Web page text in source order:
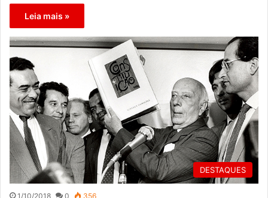
Leia mais »
DESTAQUES
1/10/2018 0 356